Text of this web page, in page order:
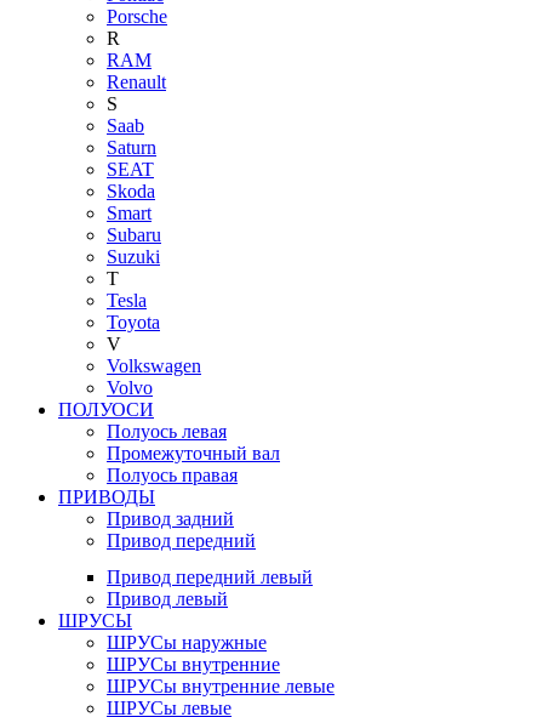
Porsche
R
RAM
Renault
S
Saab
Saturn
SEAT
Skoda
Smart
Subaru
Suzuki
T
Tesla
Toyota
V
Volkswagen
Volvo
ПОЛУОСИ
Полуось левая
Промежуточный вал
Полуось правая
ПРИВОДЫ
Привод задний
Привод передний
Привод передний левый
Привод левый
ШРУСЫ
ШРУСы наружные
ШРУСы внутренние
ШРУСы внутренние левые
ШРУСы левые